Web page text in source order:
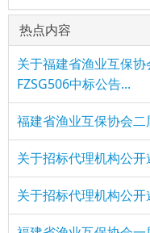
热点内容
关于福建省渔业互保
FZSG506中标公告...
福建省渔业互保协会
关于招标代理机构公开
关于招标代理机构公开